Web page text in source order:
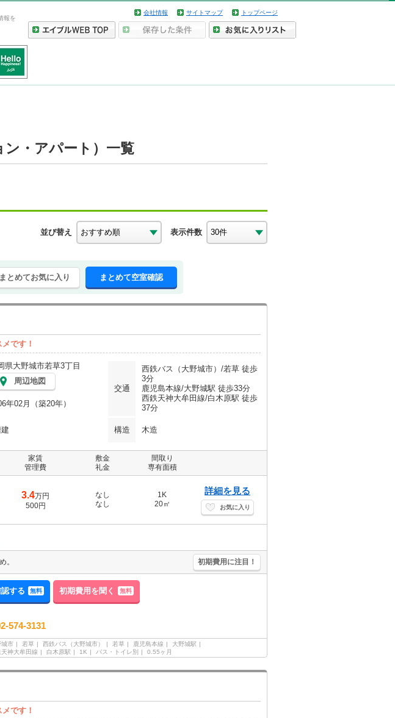
報を
会社情報 サイトマップ トップページ
・アパート）一覧
並び替え 表示件数
まとめてお気に入り まとめて空室確認
です！
県大野城市若草3丁目
周辺地図
交通
西鉄バス（大野城市）/若草 徒歩
3分
鹿児島本線/大野城駅 徒歩33分
西鉄天神大牟田線/白木原駅 徒歩
37分
年02月（築20年）
構造 木造
家賃
管理費
敷金
礼金
間取り
専有面積
3.4万円
500円
なし
なし
1K
20㎡
詳細を見る
お気に入り
。 初期費用に注目！
する 無料 初期費用を聞く 無料
574-3131
城市 若草 西鉄バス（大野城市） 若草 鹿児島本線
大野城駅
天神大牟田線
白木原駅 1K バス・トイレ別 0.55ヶ月
です！